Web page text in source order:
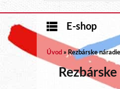
E-shop
Úvod » Rezbárske náradie